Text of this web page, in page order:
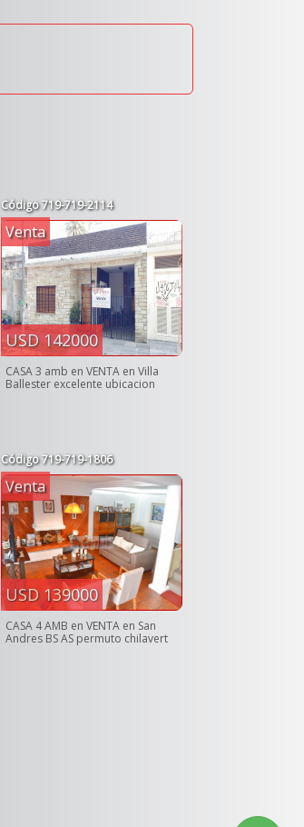
Código719-719-2114
Venta
USD 142000
CASA 3 amb en VENTA en Villa
Ballester excelente ubicacion
Código719-719-1806
Venta
USD 139000
CASA 4 AMB en VENTA en San
Andres BS AS permuto chilavert